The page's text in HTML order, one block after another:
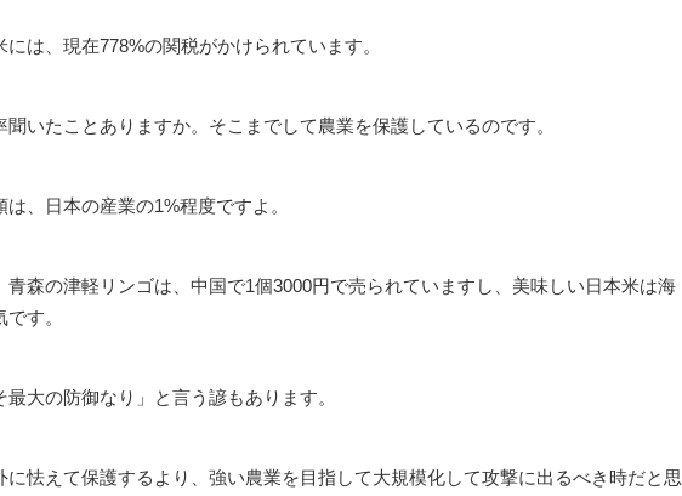
には、現在778%の関税がかけられています。
聞いたことありますか。そこまでして農業を保護しているのです。
は、日本の産業の1%程度ですよ。
青森の津軽リンゴは、中国で1個3000円で売られていますし、美味しい日本米は海
す。
最大の防御なり」と言う諺もあります。
に怯えて保護するより、強い農業を目指して大規模化して攻撃に出るべき時だと思